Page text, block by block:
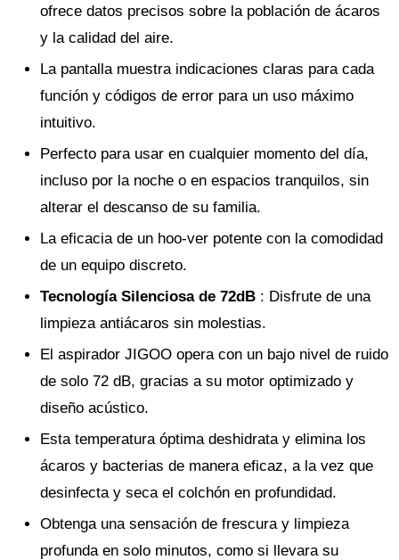
ofrece datos precisos sobre la población de ácaros
y la calidad del aire.
La pantalla muestra indicaciones claras para cada
función y códigos de error para un uso máximo
intuitivo.
Perfecto para usar en cualquier momento del día,
incluso por la noche o en espacios tranquilos, sin
alterar el descanso de su familia.
La eficacia de un hoo-ver potente con la comodidad
de un equipo discreto.
Tecnología Silenciosa de 72dB : Disfrute de una
limpieza antiácaros sin molestias.
El aspirador JIGOO opera con un bajo nivel de ruido
de solo 72 dB, gracias a su motor optimizado y
diseño acústico.
Esta temperatura óptima deshidrata y elimina los
ácaros y bacterias de manera eficaz, a la vez que
desinfecta y seca el colchón en profundidad.
Obtenga una sensación de frescura y limpieza
profunda en solo minutos, como si llevara su